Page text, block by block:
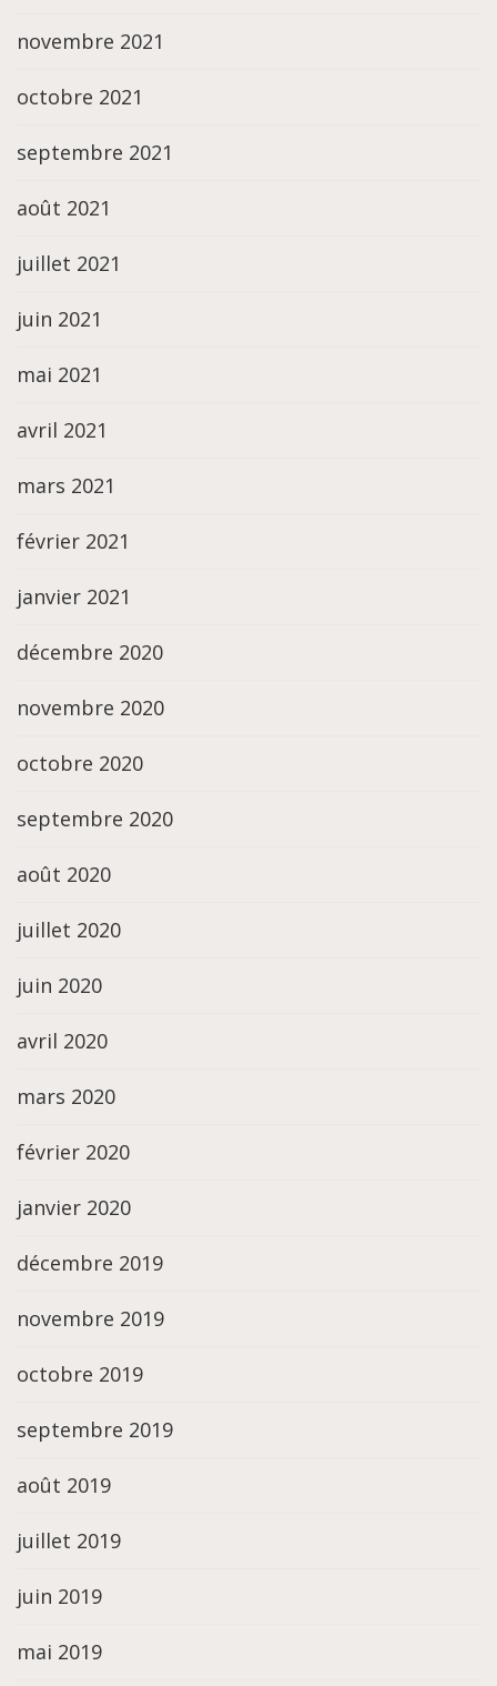
novembre 2021
octobre 2021
septembre 2021
août 2021
juillet 2021
juin 2021
mai 2021
avril 2021
mars 2021
février 2021
janvier 2021
décembre 2020
novembre 2020
octobre 2020
septembre 2020
août 2020
juillet 2020
juin 2020
avril 2020
mars 2020
février 2020
janvier 2020
décembre 2019
novembre 2019
octobre 2019
septembre 2019
août 2019
juillet 2019
juin 2019
mai 2019